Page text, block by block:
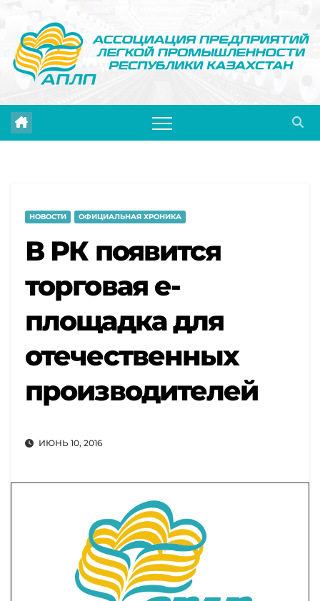
содержимому
НОВОСТИ ОФИЦИАЛЬНАЯ ХРОНИКА
В РК появится
торговая е-
площадка для
отечественных
производителей
ИЮНЬ 10, 2016